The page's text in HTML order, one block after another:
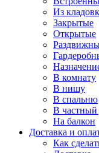
Из
Закрытые
Открытые
В комнату
В нишу
В спальню
В
На балкон
Доставка и
Как